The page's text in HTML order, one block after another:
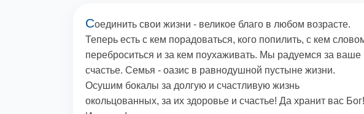
Соединить свои жизни - великое благо в любом возрасте.
Теперь есть с кем порадоваться, кого попилить, с кем
переброситься и за кем поухаживать. Мы радуемся за ваше
счастье. Семья - оазис в равнодушной пустыне жизни.
Осушим бокалы за долгую и счастливую жизнь
окольцованных, за их здоровье и счастье! Да хранит вас Бог!